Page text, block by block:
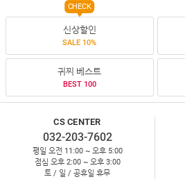
신상할인
SALE 10%
CHECK
귀찌 베스트
BEST 100
CS CENTER
032-203-7602
평일 오전 11:00 ~ 오후 5:00
점심 오후 2:00 ~ 오후 3:00
토 / 일 / 공휴일 휴무